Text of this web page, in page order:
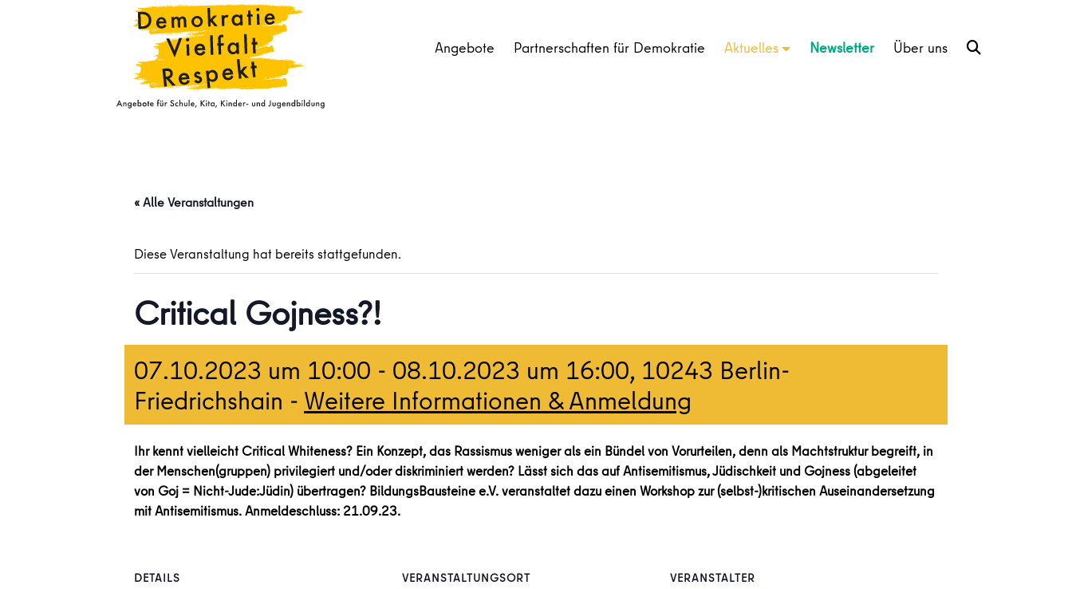
Angebote Partnerschaften für Demokratie Aktuelles Newsletter Über uns
« Alle Veranstaltungen
Diese Veranstaltung hat bereits stattgefunden.
Critical Gojness?!
07.10.2023 um 10:00 - 08.10.2023 um 16:00, 10243 Berlin-
Friedrichshain - Weitere Informationen & Anmeldung
Ihr kennt vielleicht Critical Whiteness? Ein Konzept, das Rassismus weniger als ein Bündel von Vorurteilen, denn als Machtstruktur begreift, in
der Menschen(gruppen) privilegiert und/oder diskriminiert werden? Lässt sich das auf Antisemitismus, Jüdischkeit und Gojness (abgeleitet
von Goj = Nicht-Jude:Jüdin) übertragen? BildungsBausteine e.V. veranstaltet dazu einen Workshop zur (selbst-)kritischen Auseinandersetzung
mit Antisemitismus. Anmeldeschluss: 21.09.23.
DETAILS
VERANSTALTUNGSORT
VERANSTALTER